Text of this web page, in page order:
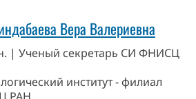
Вера Валериевна
| Ученый секретарь СИ ФНИСЦ
институт - филиал